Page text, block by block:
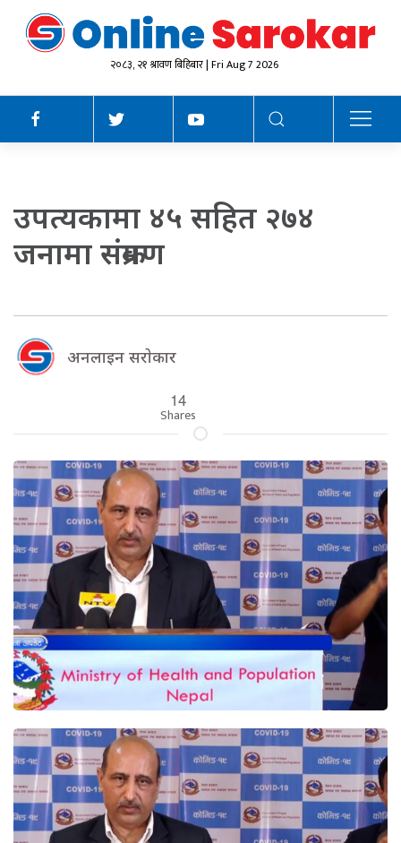
२०८३, २१ श्रावण बिहिबार | Fri Aug 7 2026
उपत्यकामा ४५ सहित २७४
जनामा संक्रमण
अनलाइन सराेकार
14
Shares